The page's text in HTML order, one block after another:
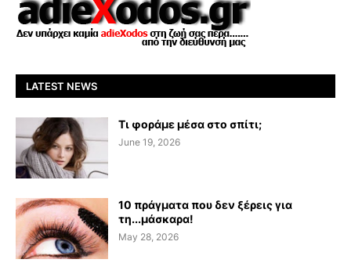
LATEST NEWS
Τι φοράμε μέσα στο σπίτι;
June 19, 2026
10 πράγματα που δεν ξέρεις για
τη...μάσκαρα!
May 28, 2026